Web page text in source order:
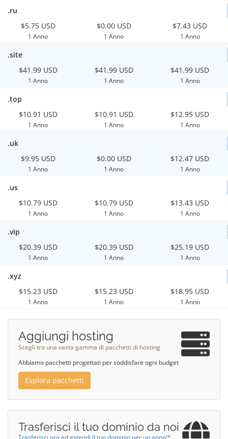
.ru
$5.75 USD
1 Anno
$0.00 USD
1 Anno
$7.43 USD
1 Anno
.site
$41.99 USD
1 Anno
$41.99 USD
1 Anno
$41.99 USD
1 Anno
.top
$10.91 USD
1 Anno
$10.91 USD
1 Anno
$12.95 USD
1 Anno
.uk
$9.95 USD
1 Anno
$0.00 USD
1 Anno
$12.47 USD
1 Anno
.us
$10.79 USD
1 Anno
$10.79 USD
1 Anno
$13.43 USD
1 Anno
.vip
$20.39 USD
1 Anno
$20.39 USD
1 Anno
$25.19 USD
1 Anno
.xyz
$15.23 USD
1 Anno
$15.23 USD
1 Anno
$18.95 USD
1 Anno
Aggiungi hosting
Scegli tra una vasta gamma di pacchetti di hosting
Abbiamo pacchetti progettati per soddisfare ogni budget
Esplora pacchetti
Trasferisci il tuo dominio da noi
Trasferisci ora ed estendi il tuo dominio per un anno!*